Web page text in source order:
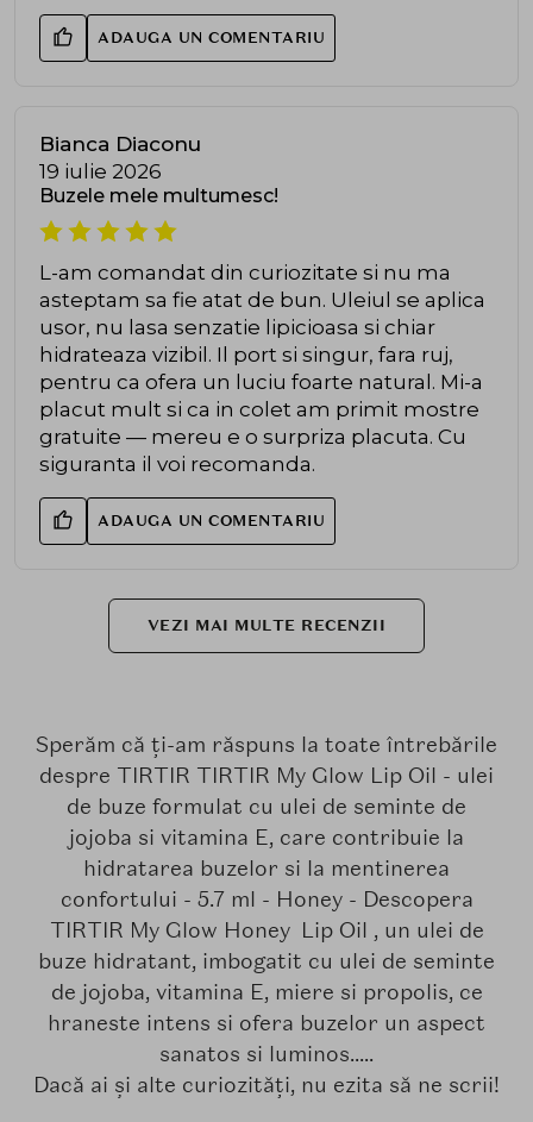
ADAUGA UN COMENTARIU
Bianca Diaconu
19 iulie 2026
Buzele mele multumesc!
L-am comandat din curiozitate si nu ma
asteptam sa fie atat de bun. Uleiul se aplica
usor, nu lasa senzatie lipicioasa si chiar
hidrateaza vizibil. Il port si singur, fara ruj,
pentru ca ofera un luciu foarte natural. Mi-a
placut mult si ca in colet am primit mostre
gratuite — mereu e o surpriza placuta. Cu
siguranta il voi recomanda.
ADAUGA UN COMENTARIU
VEZI MAI MULTE RECENZII
Sperăm că ți-am răspuns la toate întrebările
despre TIRTIR TIRTIR My Glow Lip Oil - ulei
de buze formulat cu ulei de seminte de
jojoba si vitamina E, care contribuie la
hidratarea buzelor si la mentinerea
confortului - 5.7 ml - Honey - Descopera
TIRTIR My Glow Honey Lip Oil , un ulei de
buze hidratant, imbogatit cu ulei de seminte
de jojoba, vitamina E, miere si propolis, ce
hraneste intens si ofera buzelor un aspect
sanatos si luminos.....
Dacă ai și alte curiozități, nu ezita să ne scrii!